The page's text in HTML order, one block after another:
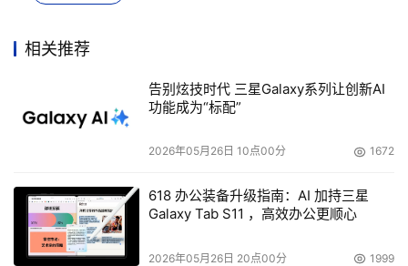
成部分，该计划旨在为全挪威450万公民提供基于Web的统
一接入服务，以享用所有来自政府的服务。充分利用一个由
Sun Java Enterprise System、Sun身份识别管理解决方
FireTM服务器， SolarisTM 10操作系统等组成的强大可靠的
运行平台，MyGov可帮助公民通过一个安全的个性化门户
界面对政府服务实现安全的、基于浏览器的访问。就是在最
相关推荐
告别炫技时代 三星Galaxy系列让创新AI
功能成为“标配”
2026年05月26日 10点00分 1672
618 办公装备升级指南：AI 加持三星
Galaxy Tab S11 ，高效办公更顺心
2026年05月26日 20点00分 1999